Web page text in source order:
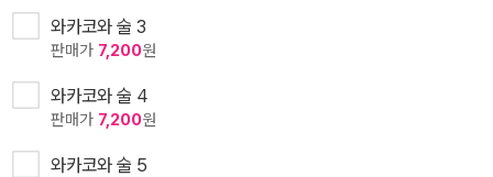
와카코와 술 3
판매가 7,200원
와카코와 술 4
판매가 7,200원
와카코와 술 5